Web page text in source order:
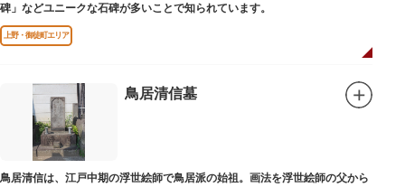
碑」などユニークな石碑が多いことで知られています。
上野・御徒町エリア
鳥居清信墓
鳥居清信は、江戸中期の浮世絵師で鳥居派の始祖。画法を浮世絵師の父から